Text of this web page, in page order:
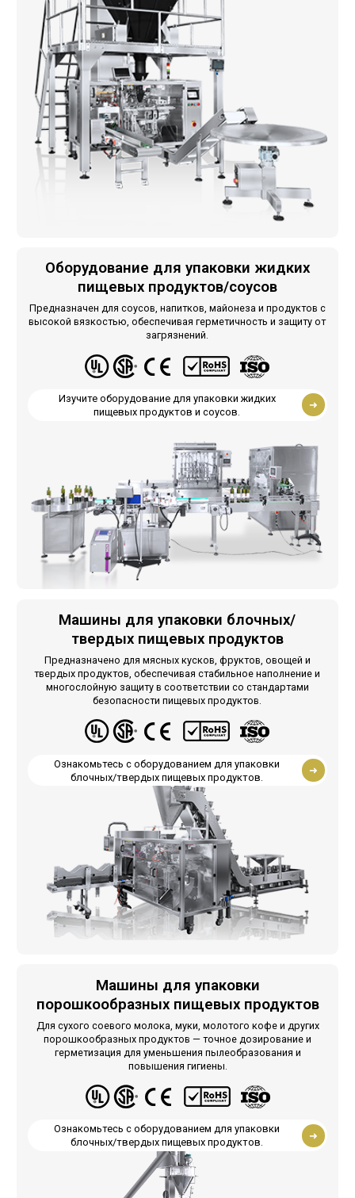
Оборудование для упаковки жидких
пищевых продуктов/соусов
Предназначен для соусов, напитков, майонеза и продуктов с
высокой вязкостью, обеспечивая герметичность и защиту от
загрязнений.
Изучите оборудование для упаковки жидких
пищевых продуктов и соусов.
Машины для упаковки блочных/
твердых пищевых продуктов
Предназначено для мясных кусков, фруктов, овощей и
твердых продуктов, обеспечивая стабильное наполнение и
многослойную защиту в соответствии со стандартами
безопасности пищевых продуктов.
Ознакомьтесь с оборудованием для упаковки
блочных/твердых пищевых продуктов.
Машины для упаковки
порошкообразных пищевых продуктов
Для сухого соевого молока, муки, молотого кофе и других
порошкообразных продуктов — точное дозирование и
герметизация для уменьшения пылеобразования и
повышения гигиены.
Ознакомьтесь с оборудованием для упаковки
блочных/твердых пищевых продуктов.